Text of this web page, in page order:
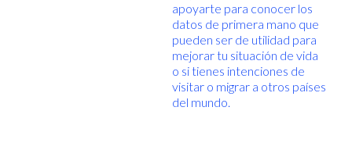
apoyarte para conocer los
datos de primera mano que
pueden ser de utilidad para
mejorar tu situación de vida
o si tienes intenciones de
visitar o migrar a otros países
del mundo.